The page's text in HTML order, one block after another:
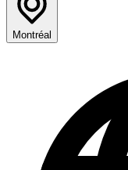
Montréal